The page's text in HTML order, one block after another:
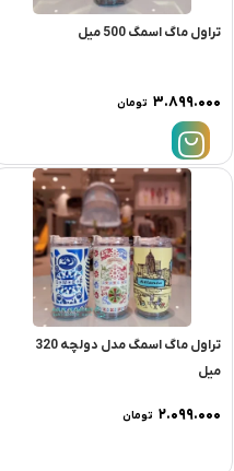
تراول ماگ اسمگ 500 میل
۳.۸۹۹.۰۰۰ تومان
تراول ماگ اسمگ مدل دولچه 320
میل
۲.۰۹۹.۰۰۰ تومان